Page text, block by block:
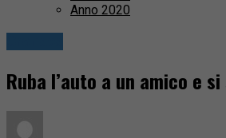
Anno 2020
Ruba l’auto a un amico e